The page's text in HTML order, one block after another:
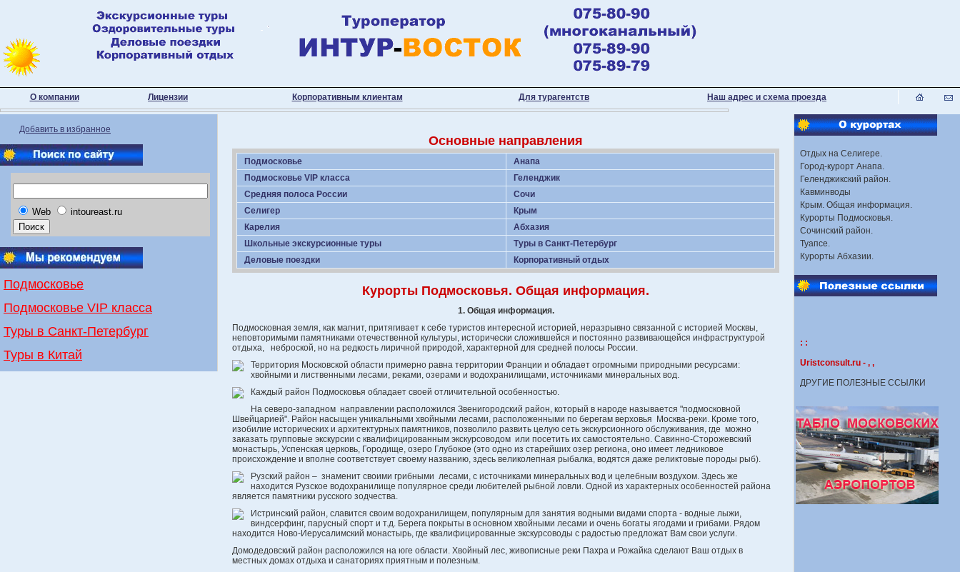
О компании Лицензии Корпоративным клиентам Для турагентств Наш адрес и схема проезда
Добавить в избранное
Web intoureast.ru
Подмосковье
Подмосковье VIP класса
Туры в Санкт-Петербург
Туры в Китай
Основные направления
Подмосковье
Анапа
Подмосковье VIP класса
Геленджик
Средняя полоса России
Сочи
Селигер
Крым
Карелия
Абхазия
Школьные экскурсионные туры
Туры в Санкт-Петербург
Деловые поездки
Корпоративный отдых
Курорты Подмосковья. Общая информация.
1. Общая информация.
Подмосковная земля, как магнит, притягивает к себе туристов интересной историей, неразрывно связанной с историей Москвы,
неповторимыми памятниками отечественной культуры, исторически сложившейся и постоянно развивающейся инфраструктурой
отдыха, неброской, но на редкость лиричной природой, характерной для средней полосы России.
Территория Московской области примерно равна территории Франции и обладает огромными природными ресурсами:
хвойными и лиственными лесами, реками, озерами и водохранилищами, источниками минеральных вод.
Каждый район Подмосковья обладает своей отличительной особенностью.
На северо-западном направлении расположился Звенигородский район, который в народе называется "подмосковной
Швейцарией". Район насыщен уникальными хвойными лесами, расположенными по берегам верховья Москва-реки. Кроме того,
изобилие исторических и архитектурных памятников, позволило развить целую сеть экскурсионного обслуживания, где можно
заказать групповые экскурсии с квалифицированным экскурсоводом или посетить их самостоятельно. Савинно-Сторожевский
монастырь, Успенская церковь, Городище, озеро Глубокое (это одно из старейших озер региона, оно имеет ледниковое
происхождение и вполне соответствует своему названию, здесь великолепная рыбалка, водятся даже реликтовые породы рыб).
Рузский район – знаменит своими грибными лесами, с источниками минеральных вод и целебным воздухом. Здесь же
находится Рузское водохранилище популярное среди любителей рыбной ловли. Одной из характерных особенностей района
является памятники русского зодчества.
Истринский район, славится своим водохранилищем, популярным для занятия водными видами спорта - водные лыжи,
виндсерфинг, парусный спорт и т.д. Берега покрыты в основном хвойными лесами и очень богаты ягодами и грибами. Рядом
находится Ново-Иерусалимский монастырь, где квалифицированные экскурсоводы с радостью предложат Вам свои услуги.
Домодедовский район расположился на юге области. Хвойный лес, живописные реки Пахра и Рожайка сделают Ваш отдых в
местных домах отдыха и санаториях приятным и полезным.
Отдых на Селигере.
Город-курорт Анапа.
Геленджикский район.
Кавминводы
Крым. Общая информация.
Курорты Подмосковья.
Сочинский район.
Туапсе.
Курорты Абхазии.
: :
Uristconsult.ru - , ,
ДРУГИЕ ПОЛЕЗНЫЕ ССЫЛКИ